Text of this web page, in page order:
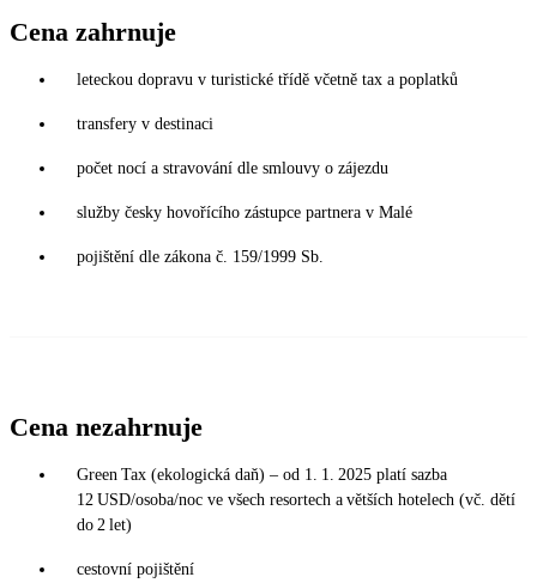
Cena zahrnuje
leteckou dopravu v turistické třídě včetně tax a poplatků
transfery v destinaci
počet nocí a stravování dle smlouvy o zájezdu
služby česky hovořícího zástupce partnera v Malé
pojištění dle zákona č. 159/1999 Sb.
Cena nezahrnuje
Green Tax (ekologická daň) – od 1. 1. 2025 platí sazba
12 USD/osoba/noc ve všech resortech a větších hotelech (vč. dětí
do 2 let)
cestovní pojištění